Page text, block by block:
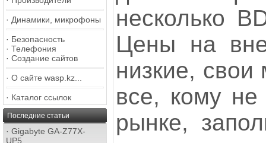
· Динамики, микрофоны
· Безопасность
· Телефония
· Создание сайтов
· О сайте wasp.kz...
· Каталог ссылок
Последние статьи
· Gigabyte GA-Z77X-
UP5...
несколько
Цены на
низкие,
все, кому
рынке,